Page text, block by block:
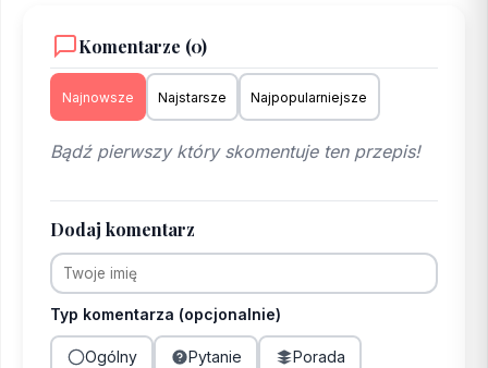
Komentarze (0)
Najnowsze Najstarsze Najpopularniejsze
Bądź pierwszy który skomentuje ten przepis!
Dodaj komentarz
Typ komentarza (opcjonalnie)
Ogólny Pytanie Porada